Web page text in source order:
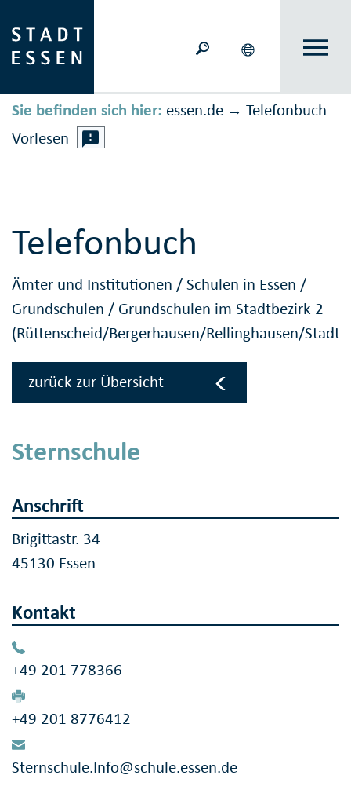
Sie befinden sich hier: essen.de → Telefonbuch
Vorlesen
Telefonbuch
Ämter und Institutionen /Schulen in Essen /
Grundschulen / Grundschulen im Stadtbezirk 2
(Rüttenscheid/Bergerhausen/Rellinghausen/
zurück zur Übersicht
Sternschule
Anschrift
Brigittastr. 34
45130 Essen
Kontakt
+49 201 778366
+49 201 8776412
Sternschule.Info@schule.essen.de